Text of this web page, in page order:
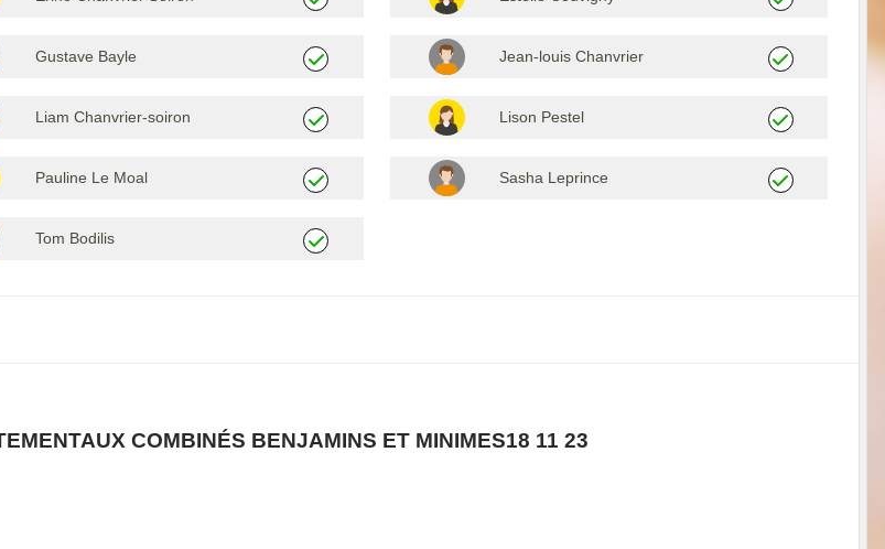
Gustave Bayle Jean-louis Chanvrier
Liam Chanvrier-soiron Lison Pestel
Pauline Le Moal Sasha Leprince
Tom Bodilis
COMBINÉS BENJAMINS ET MINIMES18 11 23